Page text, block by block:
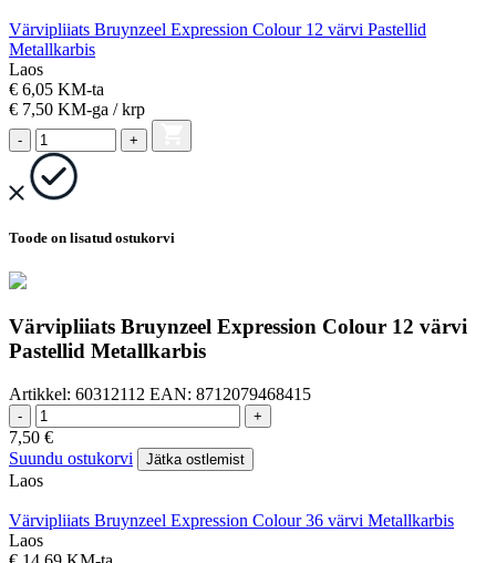
Värvipliiats Bruynzeel Expression Colour 12 värvi Pastellid
Metallkarbis
Laos
€ 6,05 KM-ta
€ 7,50 KM-ga / krp
- +
Toode on lisatud ostukorvi
Värvipliiats Bruynzeel Expression Colour 12 värvi
Pastellid Metallkarbis
Artikkel: 60312112 EAN: 8712079468415
- +
7,50 €
Suundu ostukorvi
Jätka ostlemist
Laos
Värvipliiats Bruynzeel Expression Colour 36 värvi Metallkarbis
Laos